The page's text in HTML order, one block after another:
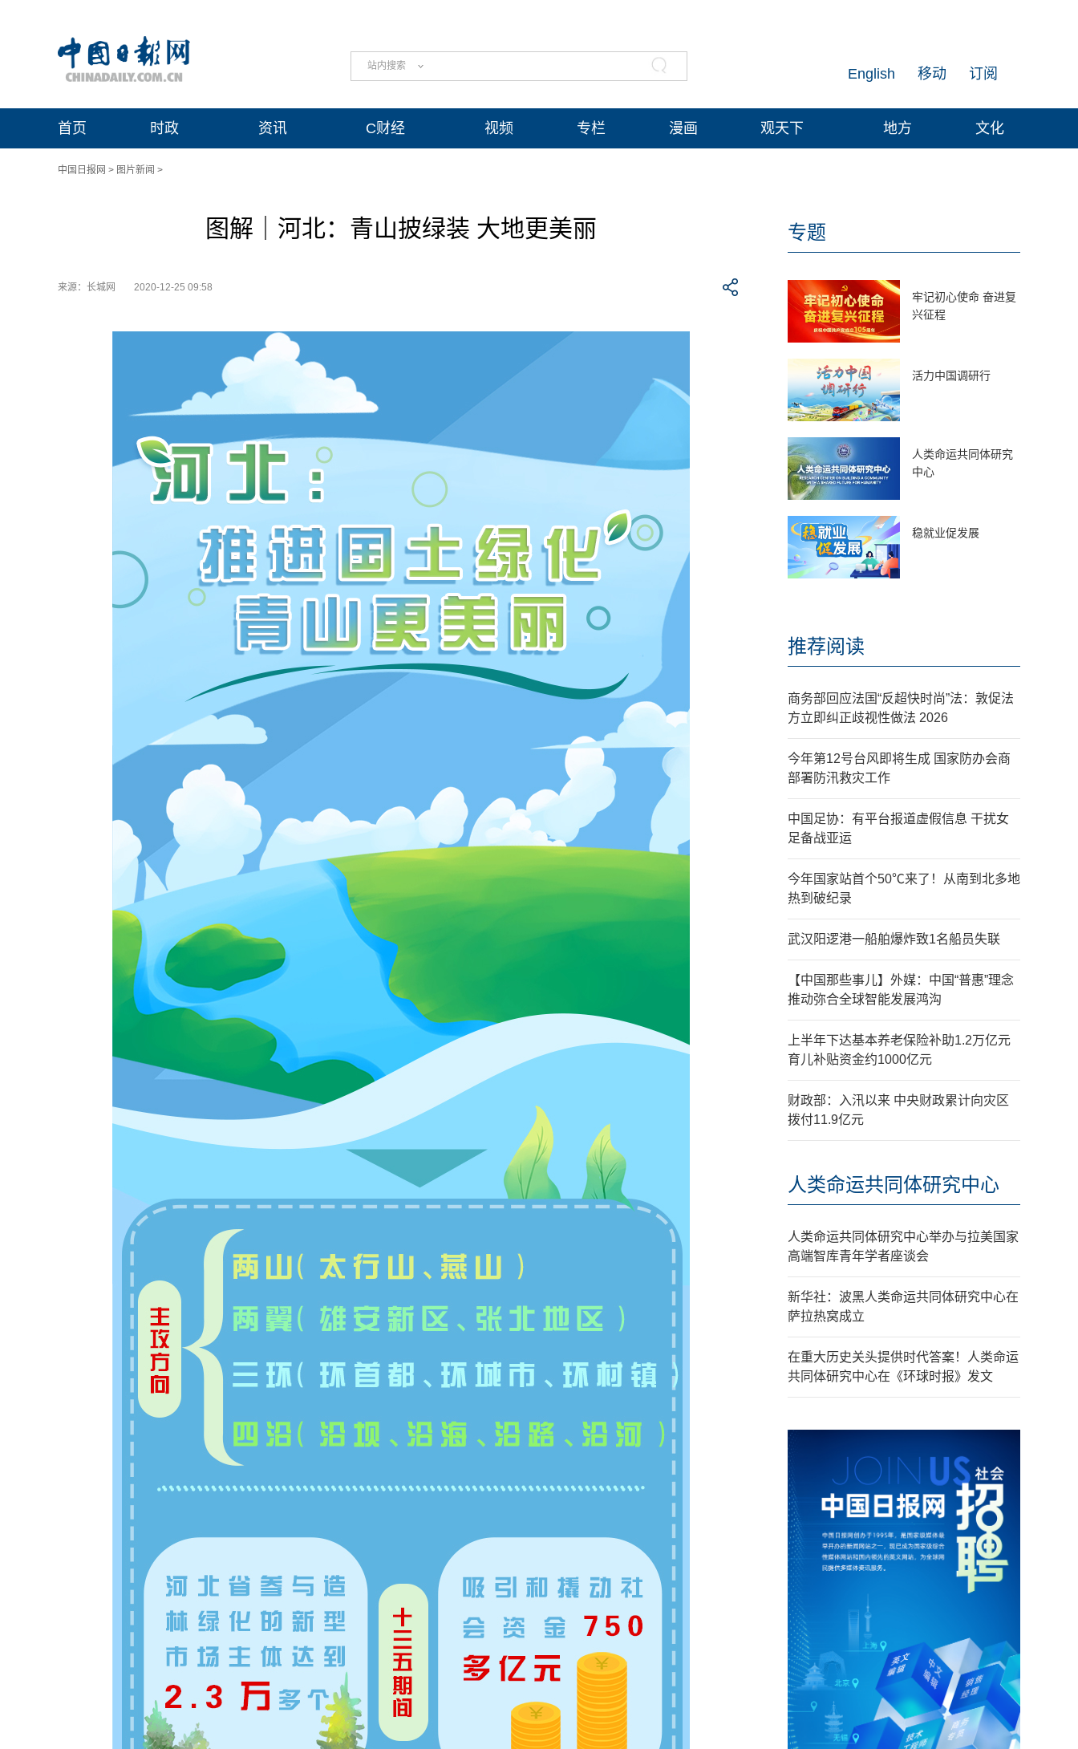
站内搜索 订阅
移动
English
首页 时政 资讯 C财经 视频 专栏 漫画 观天下 地方 文化
中国日报网 > 图片新闻 >
图解｜河北：青山披绿装 大地更美丽
来源：长城网 2020-12-25 09:58
专题
牢记初心使命 奋进复
兴征程
活力中国调研行
人类命运共同体研究
中心
稳就业促发展
推荐阅读
商务部回应法国“反超快时尚”法：敦促法
方立即纠正歧视性做法 2026
今年第12号台风即将生成 国家防办会商
部署防汛救灾工作
中国足协：有平台报道虚假信息 干扰女
足备战亚运
今年国家站首个50℃来了！从南到北多地
热到破纪录
武汉阳逻港一船舶爆炸致1名船员失联
【中国那些事儿】外媒：中国“普惠”理念
推动弥合全球智能发展鸿沟
上半年下达基本养老保险补助1.2万亿元
育儿补贴资金约1000亿元
财政部：入汛以来 中央财政累计向灾区
拨付11.9亿元
人类命运共同体研究中心
人类命运共同体研究中心举办与拉美国家
高端智库青年学者座谈会
新华社：波黑人类命运共同体研究中心在
萨拉热窝成立
在重大历史关头提供时代答案！人类命运
共同体研究中心在《环球时报》发文